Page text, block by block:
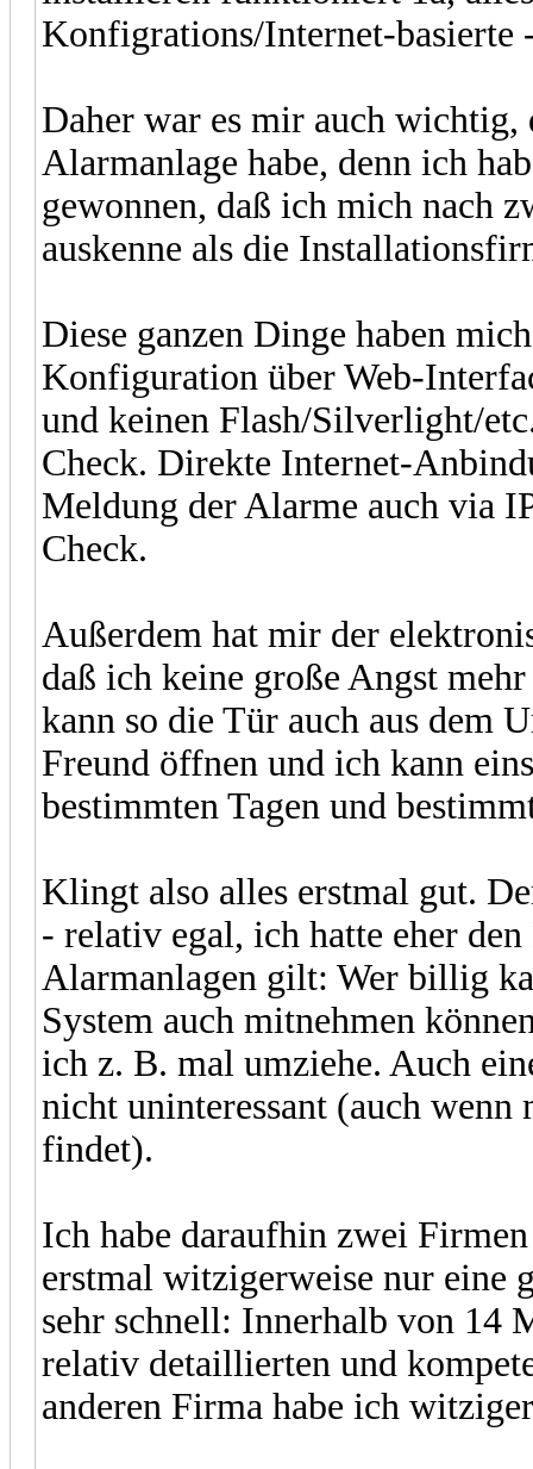
Konfigrations/Internet-basierte
Daher war es mir auch
Alarmanlage habe, denn ich
gewonnen, daß ich mich nach
auskenne als die
Diese ganzen Dinge haben
Konfiguration über Web-
und keinen Flash/Silverlight/
Check. Direkte Internet-
Meldung der Alarme auch via
Check.
Außerdem hat mir der
daß ich keine große Angst
kann so die Tür auch aus dem
Freund öffnen und ich kann
bestimmten Tagen und
Klingt also alles erstmal gut.
- relativ egal, ich hatte eher
Alarmanlagen gilt: Wer billig
System auch mitnehmen
ich z. B. mal umziehe. Auch
nicht uninteressant (auch
findet).
Ich habe daraufhin zwei
erstmal witzigerweise nur eine
sehr schnell: Innerhalb von 14
relativ detaillierten und
anderen Firma habe ich